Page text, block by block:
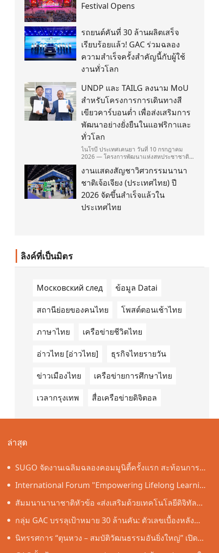
Festival Opens
รถยนต์คันที่ 30 ล้านผลิตเสร็จ
เรียบร้อยแล้ว! GAC ร่วมฉลอง
ความสำเร็จครั้งสำคัญนี้กับผู้ใช้
งานทั่วโลก
UNDP และ TAILG ลงนาม MoU
สำหรับโครงการการเดินทางสี
เขียวคาร์บอนต่ำ เพื่อส่งเสริมการ
พัฒนาอย่างยั่งยืนในแอฟริกาและ
ทั่วโลก
ไนโรบี ประเทศเคนยา วันที่ 10 กรกฎาคม
2026 — โครงการพัฒนาแห่งสหประชาชาติ
Programme/UNDP) และ TAILG บริษัทชั้น
นำด้านการเดินทางด้วยพลังงานไฟฟ้า ได้ลง
นามในบันทึกความเข้าใจ (Memorandum of
Understanding/MOU) อย่างเป็นทางการใน
ประเทศเคนยา เกี่ยวกับ Green Mobility
Centre of Excellence (GM-CoE)
งานแสดงสัญชาวิศวกรรมนานา
ชาติเจ้อเจียง (ประเทศไทย) ปี
2026 จัดขึ้นสำเร็จแล้วใน
ประเทศไทย
ลิงค์ที่เป็นมิตร
Московский след ข้อมูล Datai
สถานีย่อยของคนไทย โพสต์ตอนเช้าไทย
ภาษาไทย เครือข่ายชีวิตไทย
อ่าวไทย [อ่าวไทย] ธุรกิจไทยรายวัน
ข่าวเมืองไทย เครือข่ายการศึกษาไทย
เวลากรุงเทพ สื่อเครือข่ายดิจิตอล
ล่าสุด
SUGO จัดงานเฉลิมฉลองคอมมูนิตี้ครั้งแรก สะท้อนการ
เติบโตอย่างต่อเนื่องในประเทศไทย
International Forum "Empowering Lifelong Learning
Through Digital Intelligence – Building a New
Ecosystem for Human Lifelong Learning" Convenes
สัมมนานานาชาติหัวข้อ «ส่งเสริมด้วยเทคโนโลยีดิจิทัล
อัจฉริยะ เรียนรู้ตลอดชีวิต – สร้างระบบนิเวศใหม่แห่งการ
เรียนรู้ตลอดชีวิตของมนุษย์» จัดขึ้น
กลุ่ม GAC บรรลุเป้าหมาย 30 ล้านคัน: ตัวเลขเบื้องหลัง
"ความเร็วของ GAC"
นิทรรศการ “ตุนหวง – สมบัติวัฒนธรรมอันยิ่งใหญ่” เปิด